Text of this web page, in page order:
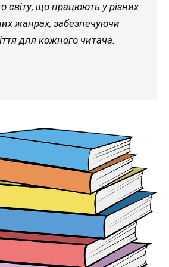
світу, що працюють у різних
жанрах, забезпечуючи
для кожного читача.